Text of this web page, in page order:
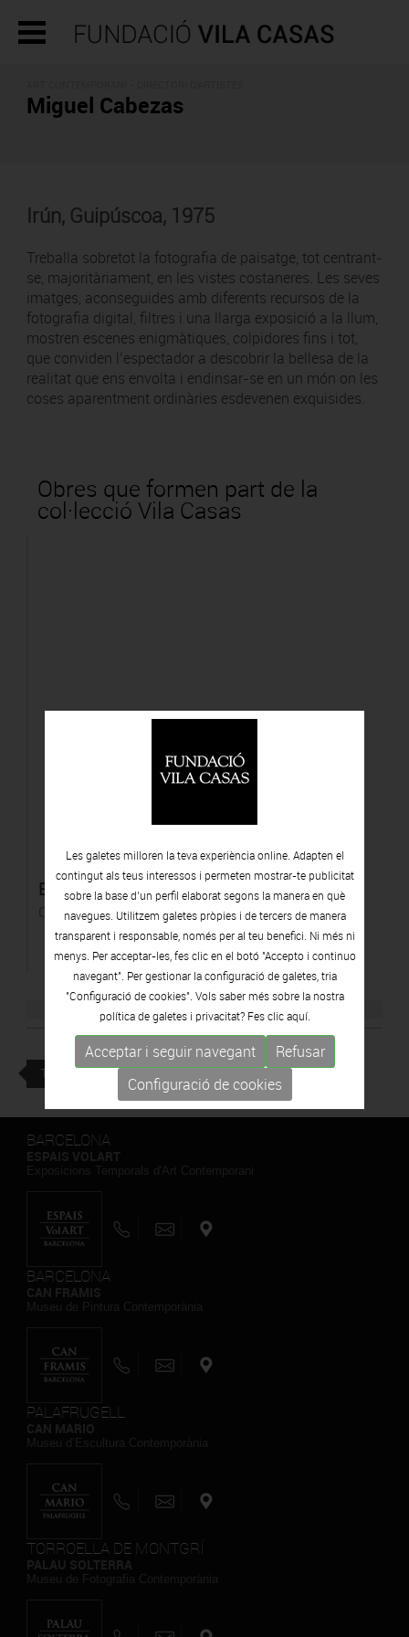
Miguel Cabezas
Irún, Guipúscoa, 1975
Treballa sobretot la fotografia de paisatge, tot centrant-
se, majoritàriament, en les vistes costaneres. Les seves
imatges, aconseguides amb diferents recursos de la
fotografia digital, filtres i una llarga exposició a la llum,
mostren escenes enigmàtiques, colpidores fins i tot,
que conviden l’espectador a descobrir la bellesa de la
realitat que ens envolta i endinsar-se en un món on les
coses aparentment ordinàries esdevenen exquisides.
Obres que formen part de la
col·lecció Vila Casas
El lago
Còpia per injecció de tinta
TORNAR
BARCELONA
BARCELONA
PALAFRUGELL
TORROELLA DE MONTGRÍ
Les galetes milloren la teva experiència online. Adapten el
contingut als teus interessos i permeten mostrar-te publicitat
sobre la base d’un perfil elaborat segons la manera en què
navegues. Utilitzem galetes pròpies i de tercers de manera
transparent i responsable, només per al teu benefici. Ni més ni
menys. Per acceptar-les, fes clic en el botó "Accepto i continuo
navegant". Per gestionar la configuració de galetes, tria
"Configuració de cookies". Vols saber més sobre la nostra
política de galetes i privacitat? Fes clicaquí.
Acceptar i seguir navegant
Refusar
Configuració de cookies